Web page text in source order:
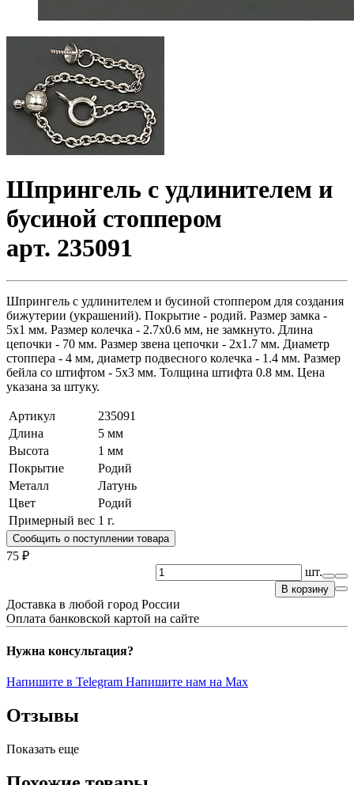
Шпрингель с удлинителем и
бусиной стоппером
арт. 235091
Шпрингель с удлинителем и бусиной стоппером для создания
бижутерии (украшений). Покрытие - родий. Размер замка -
5х1 мм. Размер колечка - 2.7х0.6 мм, не замкнуто. Длина
цепочки - 70 мм. Размер звена цепочки - 2х1.7 мм. Диаметр
стоппера - 4 мм, диаметр подвесного колечка - 1.4 мм. Размер
бейла со штифтом - 5х3 мм. Толщина штифта 0.8 мм. Цена
указана за штуку.
Артикул
235091
Длина
5 мм
Высота
1 мм
Покрытие
Родий
Металл
Латунь
Цвет
Родий
Примерный вес 1 г.
Сообщить о поступлении товара
75 ₽
шт.
В корзину
Доставка в любой город России
Оплата банковской картой на сайте
Нужна консультация?
Напишите в Telegram Напишите нам на Max
Отзывы
Показать еще